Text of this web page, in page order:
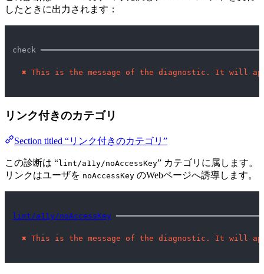
したときに出力されます：
check
✖ This is the message of the diagnostic. It will
リンク付きのカテゴリ
Section titled “リンク付きのカテゴリ”
この診断は “lint/a11y/noAccessKey” カテゴリに属します。
リンクはユーザを noAccessKey のWebページへ誘導します。
lint/a11y/noAccessKey
✖ This is the message of the diagnostic. It will